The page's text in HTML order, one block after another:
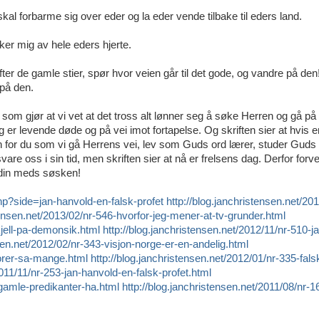
forbarme sig over eder og la eder vende tilbake til eders land.
mig av hele eders hjerte.
de gamle stier, spør hvor veien går til det gode, og vandre på
den.
gjør at vi vet at det tross alt lønner seg å søke Herren og gå på
levende døde og på vei imot fortapelse. Og skriften sier at hvis
du som vi gå Herrens vei, lev som Guds ord lærer, studer Guds
oss i sin tid, men skriften sier at nå er frelsens dag. Derfor
meds søsken!
hanvold-en-falsk-profet http://blog.janchristensen.net/
2013/02/nr-546-hvorfor-jeg-mener-at-tv-grunder.html
pa-demonsik.html
http://blog.janchristensen.net/2012/11/nr-510-
2012/02/nr-343-visjon-norge-er-en-andelig.html
sa-mange.html
http://blog.janchristensen.net/2012/01/nr-335-
11/nr-253-jan-hanvold-en-falsk-profet.html
predikanter-ha.html
http://blog.janchristensen.net/2011/08/nr-